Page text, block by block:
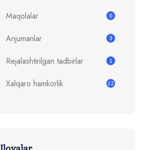
Maqolalar 0
Anjumanlar 3
Rejalashtirilgan tadbirlar 1
Xalqaro hamkorlik 12